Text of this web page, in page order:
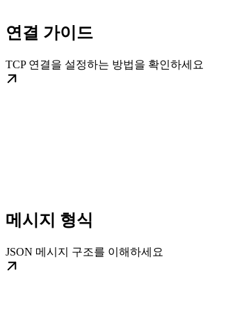
연결 가이드
TCP 연결을 설정하는 방법을 확인하세요
메시지 형식
JSON 메시지 구조를 이해하세요